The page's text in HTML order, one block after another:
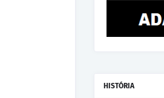
HISTÓRIA